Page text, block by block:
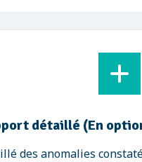
détaillé (En
des anomalies